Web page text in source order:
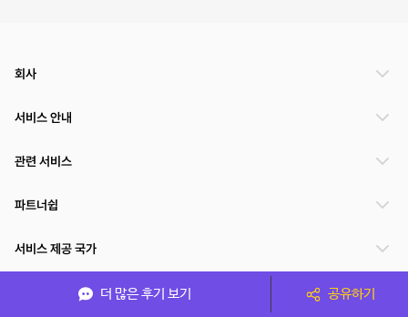
더 많은 후기 보기 공유하기
회사
서비스 안내
관련 서비스
파트너쉽
서비스 제공 국가